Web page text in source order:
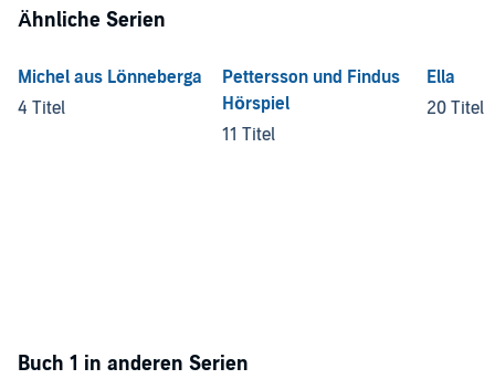
Ähnliche Serien
Michel aus Lönneberga
4 Titel
Pettersson und Findus
Hörspiel
11 Titel
Ella
20 Titel
Buch 1 in anderen Serien